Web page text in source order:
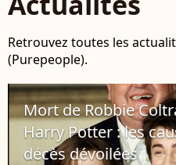
Retrouvez toutes les
(Purepeople).
Mort de Robbie
Harry Potter : les
décès dévoilées